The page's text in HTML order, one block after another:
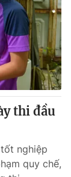
thi đầu
nghiệp
quy chế,